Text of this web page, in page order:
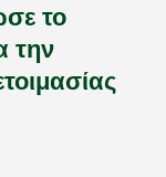
το
την